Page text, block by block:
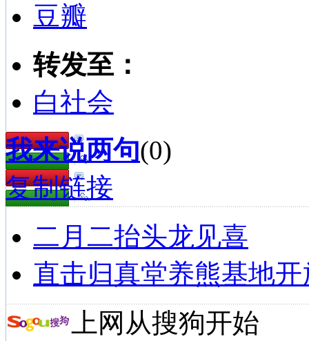
豆瓣
转发至：
白社会
我来说两句(0)
复制链接
二月二抬头龙见喜
直击归真堂养熊基地开
上网从搜狗开始